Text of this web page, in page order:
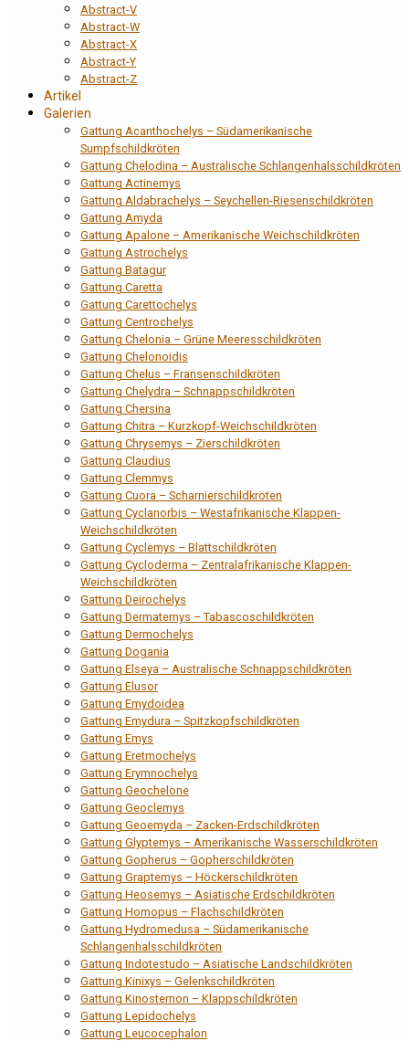
Abstract-V
Abstract-W
Abstract-X
Abstract-Y
Abstract-Z
Artikel
Galerien
Gattung Acanthochelys – Südamerikanische
Sumpfschildkröten
Gattung Chelodina – Australische Schlangenhalsschildkröten
Gattung Actinemys
Gattung Aldabrachelys – Seychellen-Riesenschildkröten
Gattung Amyda
Gattung Apalone – Amerikanische Weichschildkröten
Gattung Astrochelys
Gattung Batagur
Gattung Caretta
Gattung Carettochelys
Gattung Centrochelys
Gattung Chelonia – Grüne Meeresschildkröten
Gattung Chelonoidis
Gattung Chelus – Fransenschildkröten
Gattung Chelydra – Schnappschildkröten
Gattung Chersina
Gattung Chitra – Kurzkopf-Weichschildkröten
Gattung Chrysemys – Zierschildkröten
Gattung Claudius
Gattung Clemmys
Gattung Cuora – Scharnierschildkröten
Gattung Cyclanorbis – Westafrikanische Klappen-
Weichschildkröten
Gattung Cyclemys – Blattschildkröten
Gattung Cycloderma – Zentralafrikanische Klappen-
Weichschildkröten
Gattung Deirochelys
Gattung Dermatemys – Tabascoschildkröten
Gattung Dermochelys
Gattung Dogania
Gattung Elseya – Australische Schnappschildkröten
Gattung Elusor
Gattung Emydoidea
Gattung Emydura – Spitzkopfschildkröten
Gattung Emys
Gattung Eretmochelys
Gattung Erymnochelys
Gattung Geochelone
Gattung Geoclemys
Gattung Geoemyda – Zacken-Erdschildkröten
Gattung Glyptemys – Amerikanische Wasserschildkröten
Gattung Gopherus – Gopherschildkröten
Gattung Graptemys – Höckerschildkröten
Gattung Heosemys – Asiatische Erdschildkröten
Gattung Homopus – Flachschildkröten
Gattung Hydromedusa – Südamerikanische
Schlangenhalsschildkröten
Gattung Indotestudo – Asiatische Landschildkröten
Gattung Kinixys – Gelenkschildkröten
Gattung Kinosternon – Klappschildkröten
Gattung Lepidochelys
Gattung Leucocephalon